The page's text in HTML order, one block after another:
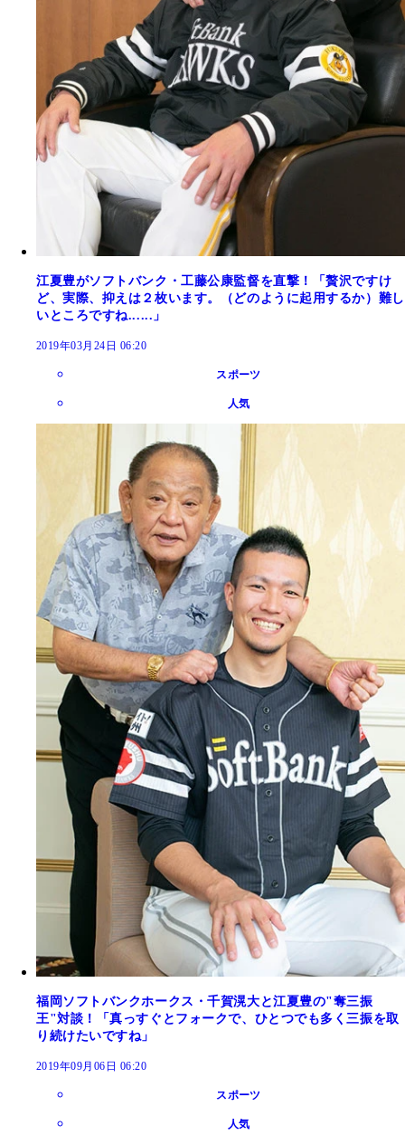
江夏豊がソフトバンク・工藤公康監督を直撃！「贅沢ですけ
ど、実際、抑えは２枚います。（どのように起用するか）難し
いところですね......」
2019年03月24日 06:20
スポーツ
人気
福岡ソフトバンクホークス・千賀滉大と江夏豊の"奪三振
王"対談！「真っすぐとフォークで、ひとつでも多く三振を取
り続けたいですね」
2019年09月06日 06:20
スポーツ
人気